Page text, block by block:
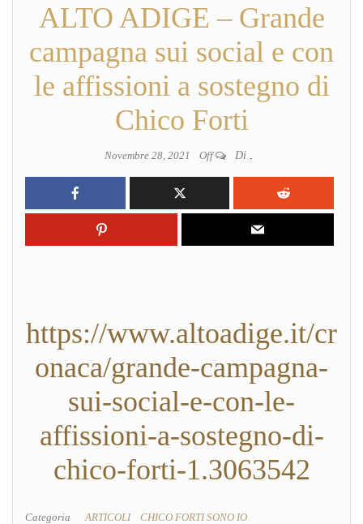
ALTO ADIGE – Grande
campagna sui social e con
le affissioni a sostegno di
Chico Forti
Novembre 28, 2021 Off Di
https://www.altoadige.it/cr
onaca/grande-campagna-
sui-social-e-con-le-
affissioni-a-sostegno-di-
chico-forti-1.3063542
Categoria ARTICOLI CHICO FORTI SONO IO